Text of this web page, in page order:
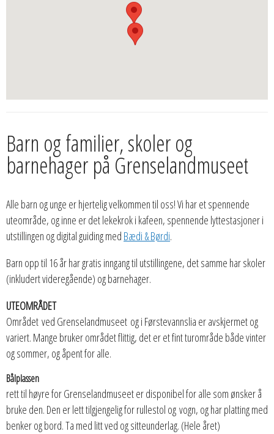
Barn og familier, skoler og
barnehager på Grenselandmuseet
Alle barn og unge er hjertelig velkommen til oss! Vi har et spennende
uteområde, og inne er det lekekrok i kafeen, spennende lyttestasjoner i
utstillingen og digital guiding med Bædi & Børdi.
Barn opp til 16 år har gratis inngang til utstillingene, det samme har skoler
(inkludert videregående) og barnehager.
UTEOMRÅDET
Området ved Grenselandmuseet og i Førstevannslia er avskjermet og
variert. Mange bruker området flittig, det er et fint turområde både vinter
og sommer, og åpent for alle.
Bålplassen
rett til høyre for Grenselandmuseet er disponibel for alle som ønsker å
bruke den. Den er lett tilgjengelig for rullestol og vogn, og har platting med
benker og bord. Ta med litt ved og sitteunderlag. (Hele året)